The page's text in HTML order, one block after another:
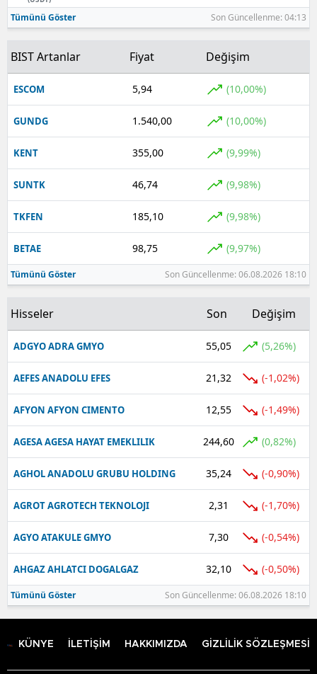
Tümünü Göster Son Güncellenme: 04:13
BIST Artanlar Fiyat Değişim
ESCOM 5,94 (10,00%)
GUNDG 1.540,00 (10,00%)
KENT 355,00 (9,99%)
SUNTK 46,74 (9,98%)
TKFEN 185,10 (9,98%)
BETAE 98,75 (9,97%)
Tümünü Göster Son Güncellenme: 06.08.2026 18:10
Hisseler Son Değişim
ADGYO ADRA GMYO 55,05 (5,26%)
AEFES ANADOLU EFES 21,32 (-1,02%)
AFYON AFYON CIMENTO 12,55 (-1,49%)
AGESA AGESA HAYAT EMEKLILIK 244,60 (0,82%)
AGHOL ANADOLU GRUBU HOLDING 35,24 (-0,90%)
AGROT AGROTECH TEKNOLOJI 2,31 (-1,70%)
AGYO ATAKULE GMYO 7,30 (-0,54%)
AHGAZ AHLATCI DOGALGAZ 32,10 (-0,50%)
Tümünü Göster Son Güncellenme: 06.08.2026 18:10
KÜNYE İLETİŞİM HAKKIMIZDA GİZLİLİK SÖZLEŞMESİ